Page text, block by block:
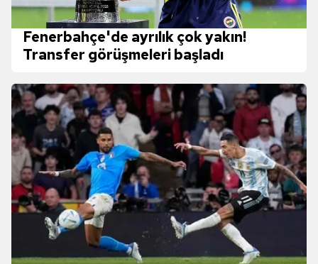
Fenerbahçe'de ayrılık çok yakın!
Transfer görüşmeleri başladı